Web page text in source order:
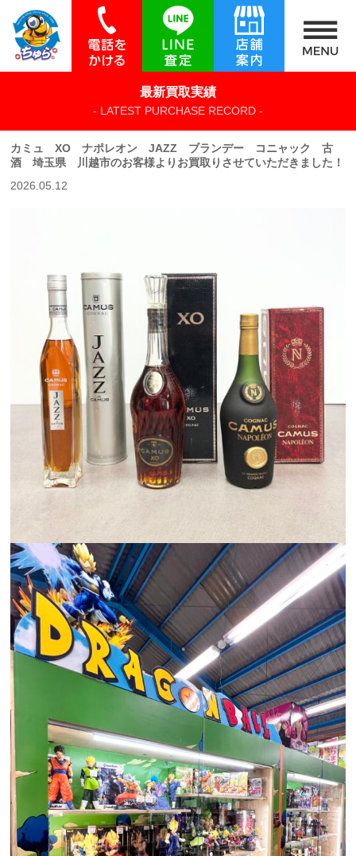
最新買取実績
- LATEST PURCHASE RECORD -
カミュ XO ナポレオン JAZZ ブランデー コニャック 古
酒 埼玉県 川越市のお客様よりお買取りさせていただきました！
2026.05.12